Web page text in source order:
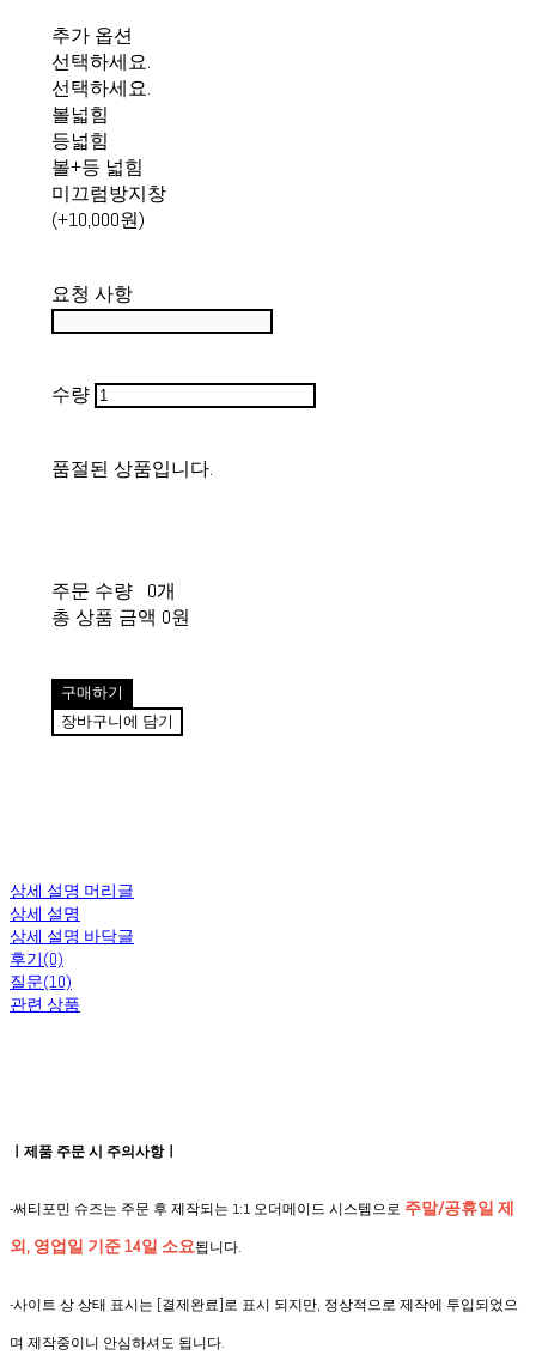
추가 옵션
선택하세요.
선택하세요.
볼넓힘
등넓힘
볼+등 넓힘
미끄럼방지창
(+10,000원)
요청 사항
수량
품절된 상품입니다.
주문 수량
0개
총 상품 금액 0원
구매하기
장바구니에 담기
상세 설명 머리글
상세 설명
상세 설명 바닥글
후기(0)
질문(10)
관련 상품
ㅣ제품 주문 시 주의사항ㅣ
-써티포민 슈즈는 주문 후 제작되는 1:1 오더메이드 시스템으로 주말/공휴일 제
외, 영업일 기준 14일 소요됩니다.
-사이트 상 상태 표시는 [결제완료]로 표시 되지만, 정상적으로 제작에 투입되었으
며 제작중이니 안심하셔도 됩니다.